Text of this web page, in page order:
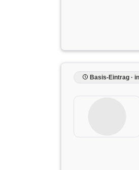
Basis-Eintrag ·